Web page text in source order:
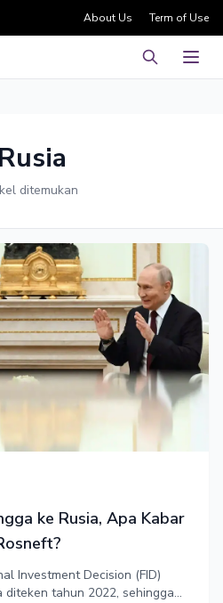
About Us Term of Use
Pencarian
Rusia
ditemukan
ke Rusia, Apa Kabar
Investment Decision (FID)
diteken tahun 2022, sehingga